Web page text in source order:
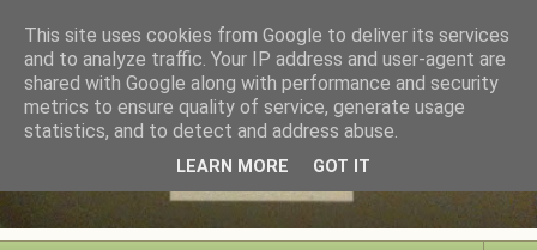
This site uses cookies from Google to deliver its services
and to analyze traffic. Your IP address and user-agent are
shared with Google along with performance and security
metrics to ensure quality of service, generate usage
statistics, and to detect and address abuse.
LEARN MORE GOT IT